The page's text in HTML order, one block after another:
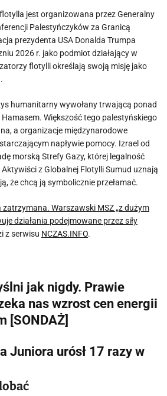
jest organizowana przez Generalny
Palestyńczyków za Granicą
prezydenta USA Donalda Trumpa
2026 r. jako podmiot działający w
flotylli określają swoją misję jako
humanitarny wywołany trwającą ponad
Większość tego palestyńskiego
a organizacje międzynarodowe
napływie pomocy. Izrael od
morską Strefy Gazy, której legalność
z Globalnej Flotylli Sumud uznają
że chcą ją symbolicznie przełamać.
zatrzymana. Warszawski MSZ „z dużym
działania podejmowane przez siły
z serwisu NCZAS.INFO.
jak nigdy. Prawie
nas wzrost cen energii
[SONDAŻ]
Juniora urósł 17 razy w